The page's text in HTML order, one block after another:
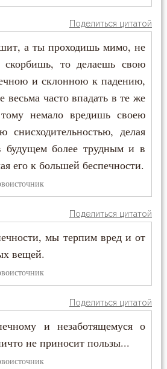
Поделиться цитатой
а ты проходишь мимо, не
то делаешь свою
и склонною к падению,
весьма часто впадать в те же
немало вредишь своею
снисходительностью, делая
будущем более трудным и в
его к большей беспечности.
Поделиться цитатой
мы терпим вред и от
вещей.
Поделиться цитатой
и незаботящемуся о
не приносит пользы...